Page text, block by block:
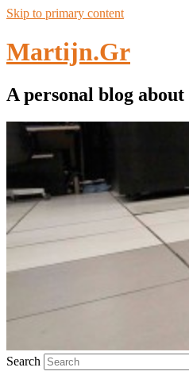
Skip to primary content
Martijn.Gr
A personal blog
Search